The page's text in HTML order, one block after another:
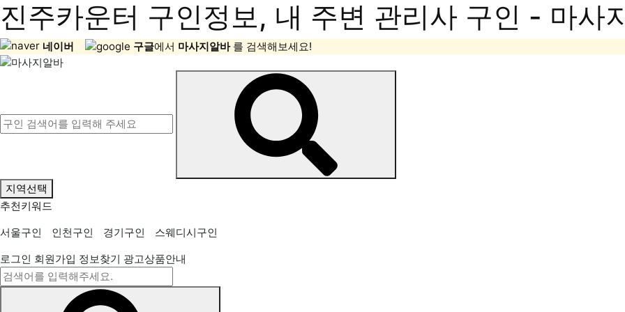
진주카운터 구인정보, 내 주변 관리사 구인 - 마사
네이버 구글에서 마사지알바 를 검색해보세요!
지역선택
추천키워드
서울구인
인천구인 경기구인
스웨디시구인
로그인 회원가입 정보찾기 광고상품안내